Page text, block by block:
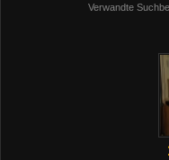
Verwandte